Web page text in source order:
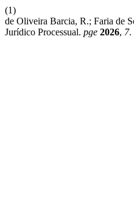
(1)
de Oliveira Barcia, R.; Faria de
Jurídico Processual. pge 2026, 7.